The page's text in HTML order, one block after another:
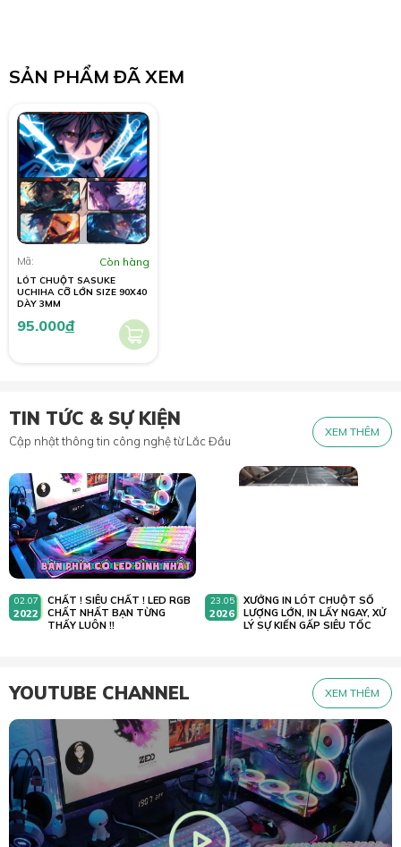
SẢN PHẨM ĐÃ XEM
Mã: Còn hàng
LÓT CHUỘT SASUKE
UCHIHA CỠ LỚN SIZE 90X40
DÀY 3MM
95.000đ
TIN TỨC & SỰ KIỆN
Cập nhật thông tin công nghệ từ Lắc Đầu
XEM THÊM
02.07
2022
CHẤT ! SIÊU CHẤT ! LED RGB
CHẤT NHẤT BẠN TỪNG
THẤY LUÔN !!
23.05
2026
XƯỞNG IN LÓT CHUỘT SỐ
LƯỢNG LỚN, IN LẤY NGAY, XỬ
LÝ SỰ KIẾN GẤP SIÊU TỐC
YOUTUBE CHANNEL XEM THÊM